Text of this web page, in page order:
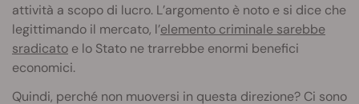
attività a scopo di lucro. L’argomento è noto e si dice che
legittimando il mercato, l’elemento criminale sarebbe
sradicato e lo Stato ne trarrebbe enormi benefici
economici.
Quindi, perché non muoversi in questa direzione? Ci sono